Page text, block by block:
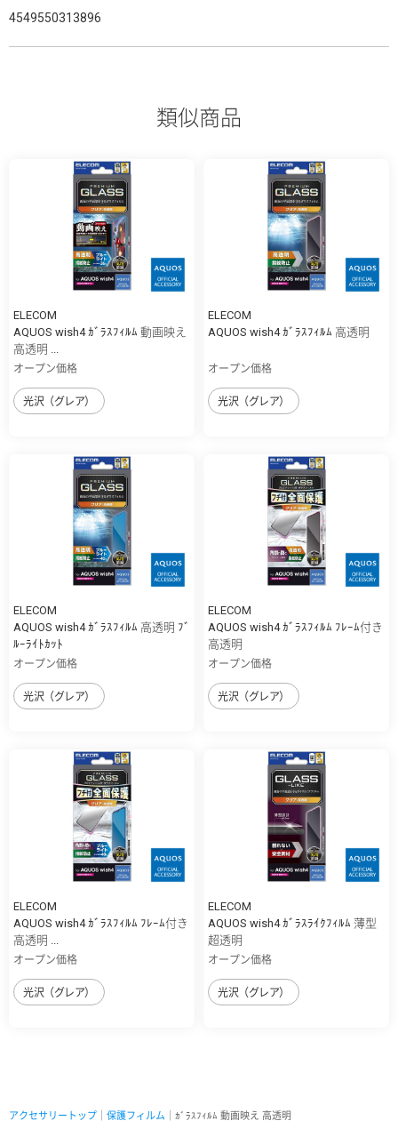
4549550313896
類似商品
ELECOM
AQUOS wish4 ｶﾞﾗｽﾌｨﾙﾑ 動画映え
高透明 ...
オープン価格
光沢（グレア）
ELECOM
AQUOS wish4 ｶﾞﾗｽﾌｨﾙﾑ 高透明
オープン価格
光沢（グレア）
ELECOM
AQUOS wish4 ｶﾞﾗｽﾌｨﾙﾑ 高透明 ﾌﾞ
ﾙｰﾗｲﾄｶｯﾄ
オープン価格
光沢（グレア）
ELECOM
AQUOS wish4 ｶﾞﾗｽﾌｨﾙﾑ ﾌﾚｰﾑ付き
高透明
オープン価格
光沢（グレア）
ELECOM
AQUOS wish4 ｶﾞﾗｽﾌｨﾙﾑ ﾌﾚｰﾑ付き
高透明 ...
オープン価格
光沢（グレア）
ELECOM
AQUOS wish4 ｶﾞﾗｽﾗｲｸﾌｨﾙﾑ 薄型
超透明
オープン価格
光沢（グレア）
アクセサリートップ 保護フィルム ｜ｶﾞﾗｽﾌｨﾙﾑ 動画映え 高透明